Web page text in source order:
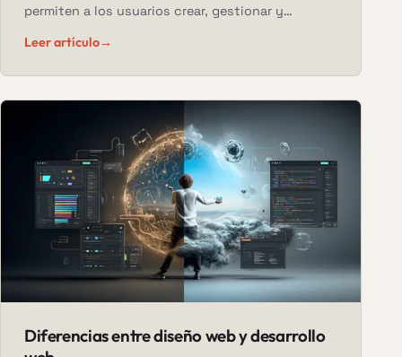
permiten a los usuarios crear, gestionar y
Leer artículo→
Diferencias entre diseño web y desarrollo